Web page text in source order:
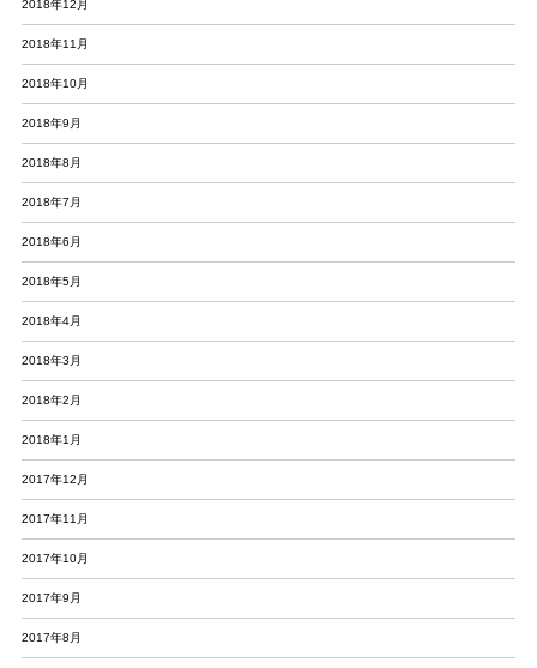
2018年12月
2018年11月
2018年10月
2018年9月
2018年8月
2018年7月
2018年6月
2018年5月
2018年4月
2018年3月
2018年2月
2018年1月
2017年12月
2017年11月
2017年10月
2017年9月
2017年8月